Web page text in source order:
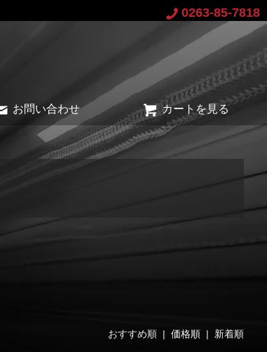
0263-85-7818
お問い合わせ カートを見る
おすすめ順 | 価格順| 新着順